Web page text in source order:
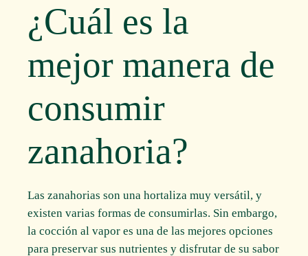
¿Cuál es la
mejor manera de
consumir
zanahoria?
Las zanahorias son una hortaliza muy versátil, y
existen varias formas de consumirlas. Sin embargo,
la cocción al vapor es una de las mejores opciones
para preservar sus nutrientes y disfrutar de su sabor